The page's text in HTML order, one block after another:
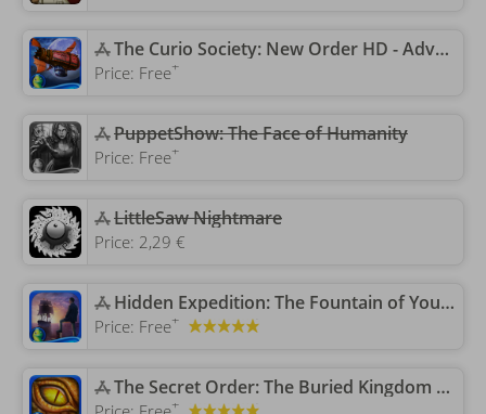
‎The Curio Society: New Order HD - Adventure
Price: Free+
PuppetShow: The Face of Humanity
Price: Free+
LittleSaw Nightmare
Price: 2,29 €
‎Hidden Expedition: The Fountain of Youth
Price: Free+
‎The Secret Order: The Buried Kingdom HD
+